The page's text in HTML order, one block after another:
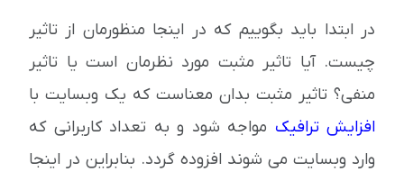
در ابتدا باید بگوییم که در اینجا منظورمان از تاثیر
چیست. آیا تاثیر مثبت مورد نظرمان است یا تاثیر
منفی؟ تاثیر مثبت بدان معناست که یک وبسایت با
افزایش ترافیک مواجه شود و به تعداد کاربرانی که
وارد وبسایت می شوند افزوده گردد. بنابراین در اینجا